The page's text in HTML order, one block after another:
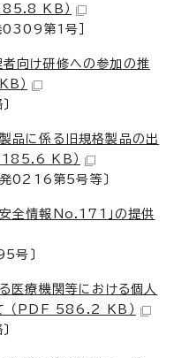
KB）
0309第1号］
向け研修への参加の推
）
品に係る旧規格製品の出
185.6 KB）
0216第5号等〕
全情報No.171」の提供
号〕
る医療機関等における個人
（PDF 586.2 KB）